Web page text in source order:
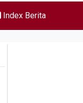
Index Berita